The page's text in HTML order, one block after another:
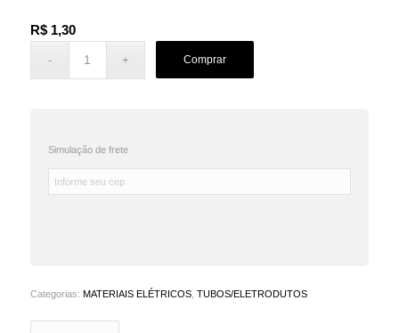
R$1,30
Comprar
Simulação de frete
Categorias: MATERIAIS ELÉTRICOS, TUBOS/ELETRODUTOS